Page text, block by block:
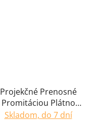
Projekčné Prenosné
Promitáciou Plátno
16:9 na Projektor 100"
Skladom, do 7 dní